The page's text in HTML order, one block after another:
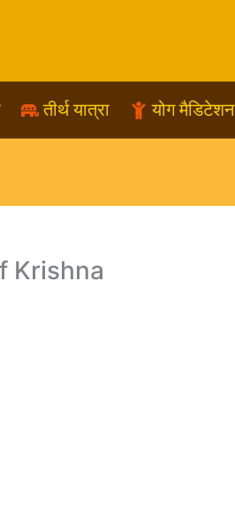
तीर्थ यात्रा योग मैडिटेशन
Krishna